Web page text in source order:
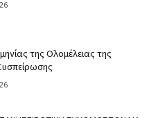
της Ολομέλειας της